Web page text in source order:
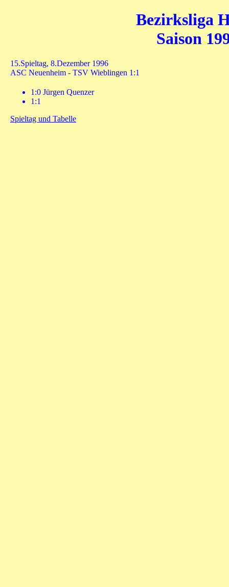
Bezirksliga
Saison
15.Spieltag, 8.Dezember 1996
ASC Neuenheim - TSV Wieblingen 1:1
1:0 Jürgen Quenzer
1:1
Spieltag und Tabelle